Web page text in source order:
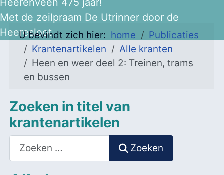
Heerenveen 475 jaar!
Met de zeilpraam De Utrinner door de
Heeresloot
U bevindt zich hier: home
Publicaties
Krantenartikelen
Alle kranten
Heen en weer deel 2: Treinen, trams
en bussen
Zoeken in titel van
krantenartikelen
Zoeken
Zoeken